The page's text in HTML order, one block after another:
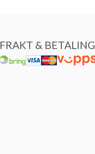
FRAKT & BETALING